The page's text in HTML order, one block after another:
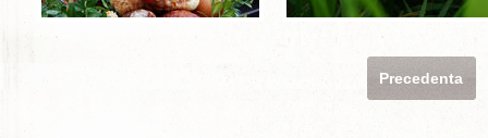
Precedenta